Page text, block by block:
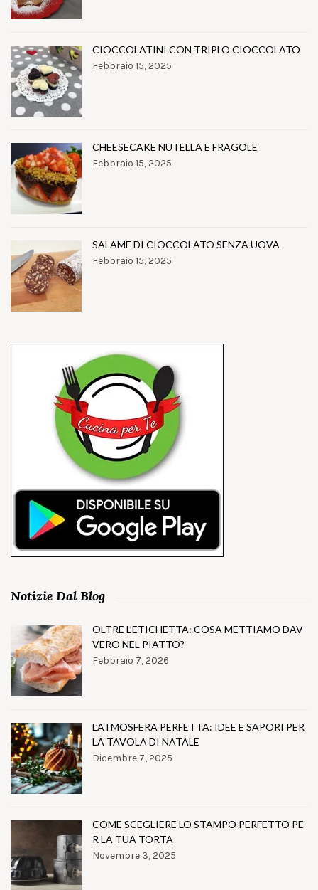
CIOCCOLATINI CON TRIPLO CIOCCOLATO
Febbraio 15, 2025
CHEESECAKE NUTELLA E FRAGOLE
Febbraio 15, 2025
SALAME DI CIOCCOLATO SENZA UOVA
Febbraio 15, 2025
Notizie Dal Blog
OLTRE L’ETICHETTA: COSA METTIAMO DAV
VERO NEL PIATTO?
Febbraio 7, 2026
L’ATMOSFERA PERFETTA: IDEE E SAPORI PER
LA TAVOLA DI NATALE
Dicembre 7, 2025
COME SCEGLIERE LO STAMPO PERFETTO PE
R LA TUA TORTA
Novembre 3, 2025